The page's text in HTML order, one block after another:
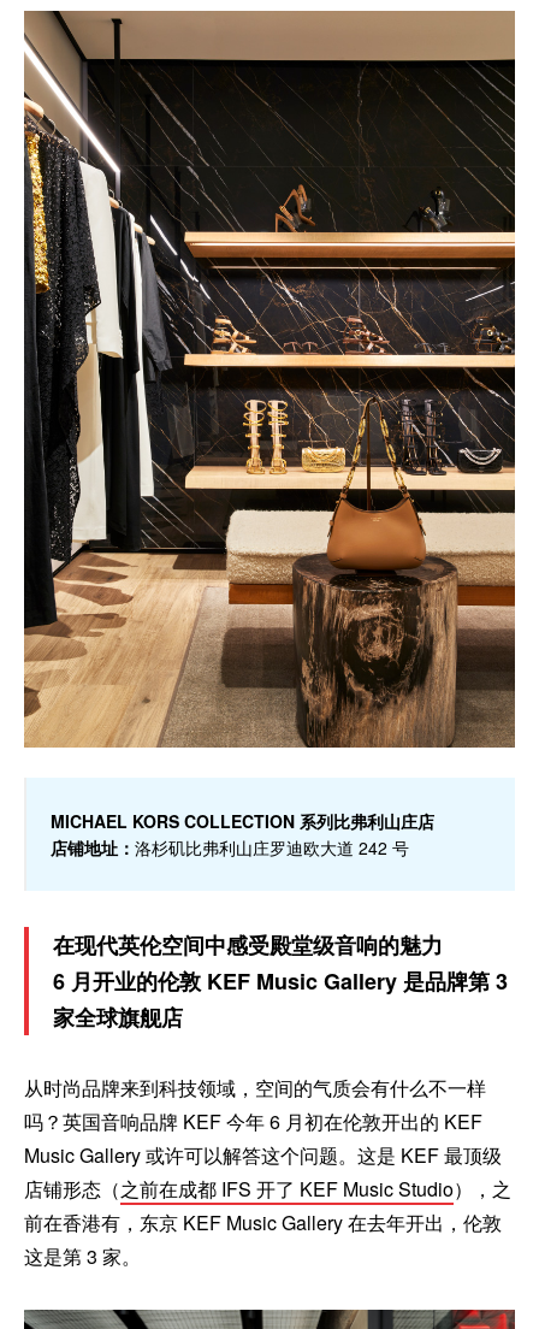
MICHAEL KORS COLLECTION 系列比弗利山庄店
店铺地址： 洛杉矶比弗利山庄罗迪欧大道 242 号
在现代英伦空间中感受殿堂级音响的魅力
6 月开业的伦敦 KEF Music Gallery 是品牌第 3
家全球旗舰店
从时尚品牌来到科技领域，空间的气质会有什么不一样
吗？英国音响品牌 KEF 今年 6 月初在伦敦开出的 KEF
Music Gallery 或许可以解答这个问题。这是 KEF 最顶级
店铺形态（之前在成都 IFS 开了 KEF Music Studio），之
前在香港有，东京 KEF Music Gallery 在去年开出，伦敦
这是第 3 家。